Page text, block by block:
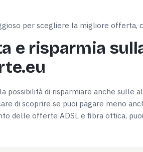
per scegliere la migliore
e risparmia
possibilità di risparmiare anche
di scoprire se puoi pagare meno
delle offerte ADSL e fibra ottica, puoi